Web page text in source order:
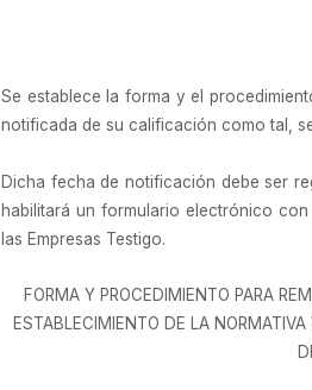
Se establece la forma y el
notificada de su calificación como tal,
Dicha fecha de notificación debe ser
habilitará un formulario electrónico
las Empresas Testigo.
FORMA Y PROCEDIMIENTO PARA
ESTABLECIMIENTO DE LA